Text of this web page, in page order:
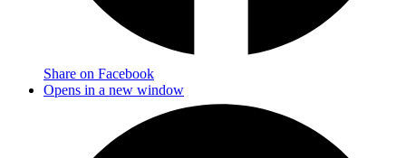
Share on Facebook
Opens in a new window